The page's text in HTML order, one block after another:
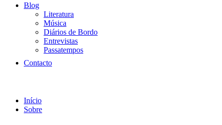
Blog
Literatura
Música
Diários de Bordo
Entrevistas
Passatempos
Contacto
Início
Sobre